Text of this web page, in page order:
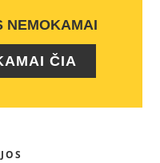
NEMOKAMAI
ČIA